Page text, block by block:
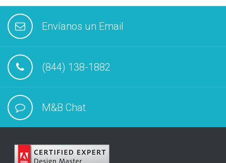
Envíanos un Email
(844) 138-1882
M&B Chat